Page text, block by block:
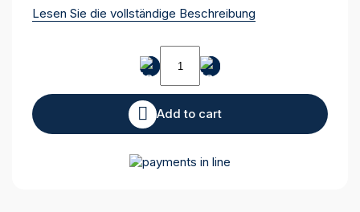
Lesen Sie die vollständige Beschreibung
Nasenolive
Gr
quantity
Add to cart